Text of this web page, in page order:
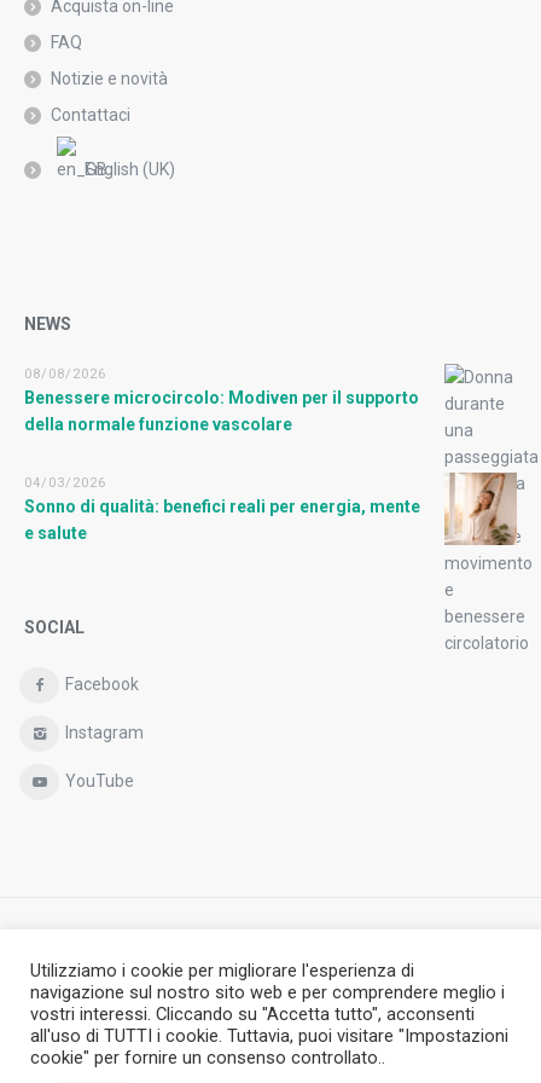
Acquista on-line
FAQ
Notizie e novità
Contattaci
English (UK)
NEWS
08/08/2026
Benessere microcircolo: Modiven per il supporto
della normale funzione vascolare
04/03/2026
Sonno di qualità: benefici reali per energia, mente
e salute
SOCIAL
Facebook
Instagram
YouTube
Termini e Condizioni
Privacy Policy
Cookie policy
Newsletter policy
Condizioni generali di vendita – P. IVA 00986120947
Utilizziamo i cookie per migliorare l'esperienza di
navigazione sul nostro sito web e per comprendere meglio i
vostri interessi. Cliccando su "Accetta tutto", acconsenti
all'uso di TUTTI i cookie. Tuttavia, puoi visitare "Impostazioni
cookie" per fornire un consenso controllato..